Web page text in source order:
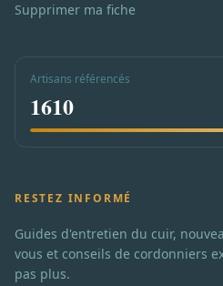
Supprimer ma fiche
Artisans référencés
1610
RESTEZ INFORMÉ
Guides d'entretien du cuir,
vous et conseils de cordonniers
pas plus.